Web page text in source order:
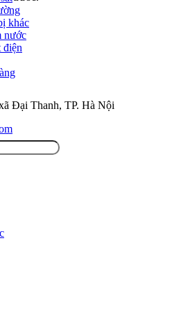
khác
nước
điện
Đại Thanh, TP. Hà Nội